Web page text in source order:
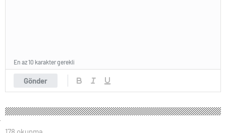
Gönder
En az 10 karakter gerekli